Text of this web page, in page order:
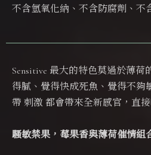
不含氫氧化納、不含防腐劑、不
Sensitive 最大的特色莫過於薄
得膩、覺得快成死魚、覺得不夠
帶 刺激 都會帶來全新感官，直接
騷敏禁果，莓果香與薄荷催情組